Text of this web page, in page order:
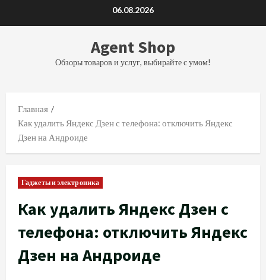
06.08.2026
Agent Shop
Обзоры товаров и услуг, выбирайте с умом!
Главная
Как удалить Яндекс Дзен с телефона: отключить Яндекс
Дзен на Андроиде
Гаджеты и электроника
Как удалить Яндекс Дзен с
телефона: отключить Яндекс
Дзен на Андроиде